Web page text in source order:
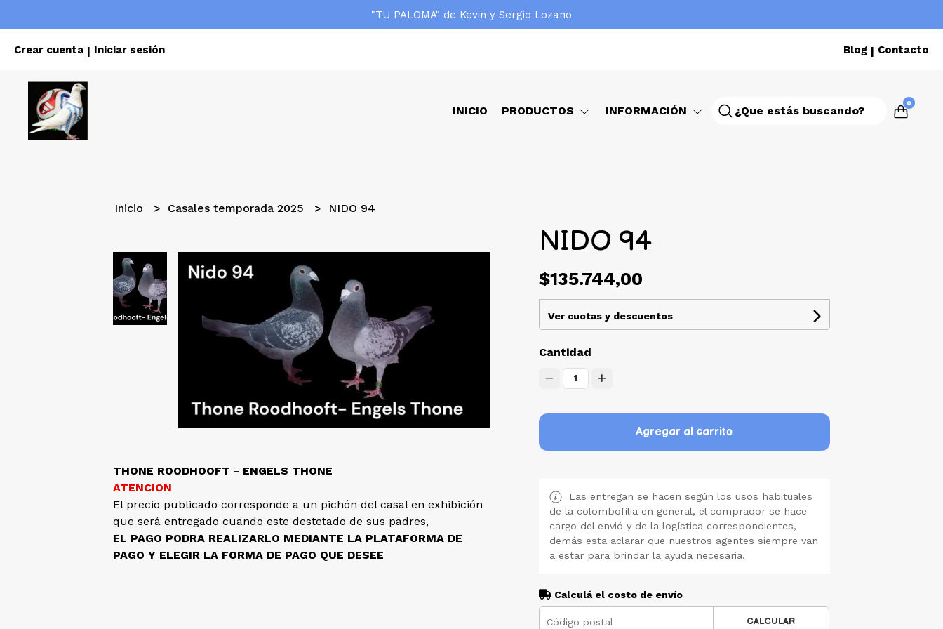
"TU PALOMA" de Kevin y Sergio Lozano
Crear cuenta | Iniciar sesión Blog | Contacto
INICIO PRODUCTOS INFORMACIÓN
0
Inicio Casales temporada 2025 NIDO 94
THONE ROODHOOFT - ENGELS THONE
ATENCION
El precio publicado corresponde a un pichón del casal en exhibición
que será entregado cuando este destetado de sus padres,
EL PAGO PODRA REALIZARLO MEDIANTE LA PLATAFORMA DE
PAGO Y ELEGIR LA FORMA DE PAGO QUE DESEE
NIDO 94
$135.744,00
Ver cuotas y descuentos
Cantidad
1
Agregar al carrito
Las entregan se hacen según los usos habituales
de la colombofilia en general, el comprador se hace
cargo del envió y de la logística correspondientes,
demás esta aclarar que nuestros agentes siempre van
a estar para brindar la ayuda necesaria.
Calculá el costo de envío
CALCULAR